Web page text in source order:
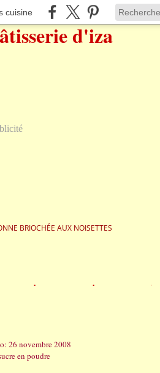
cuisine
BRIOCHÉE AUX NOISETTES
26 novembre 2008
en poudre